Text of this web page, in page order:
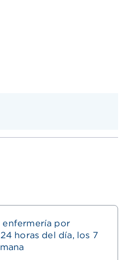
enfermería por
horas del día, los 7